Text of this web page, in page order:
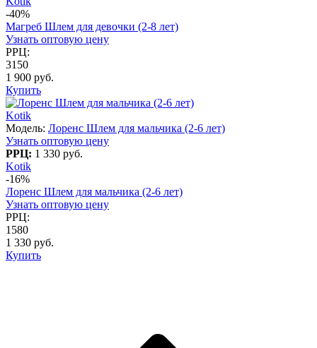
-40%
Магреб Шлем для девочки (2-8 лет)
Узнать оптовую цену
РРЦ:
3150
1 900 руб.
Купить
Kotik
Модель: Лоренс Шлем для мальчика (2-6 лет)
Узнать оптовую цену
РРЦ: 1 330 руб.
Kotik
-16%
Лоренс Шлем для мальчика (2-6 лет)
Узнать оптовую цену
РРЦ:
1580
1 330 руб.
Купить